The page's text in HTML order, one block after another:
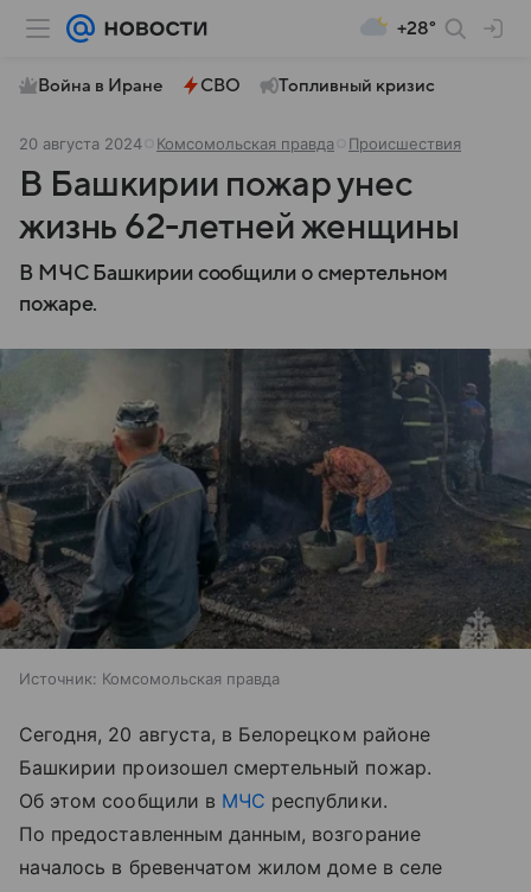
+28°
Война в Иране СВО Топливный кризис
20 августа 2024 Комсомольская правда Происшествия
В Башкирии пожар унес
жизнь 62-летней женщины
В МЧС Башкирии сообщили о смертельном
пожаре.
Источник: Комсомольская правда
Сегодня, 20 августа, в Белорецком районе
Башкирии произошел смертельный пожар.
Об этом сообщили в МЧС республики.
По предоставленным данным, возгорание
началось в бревенчатом жилом доме в селе